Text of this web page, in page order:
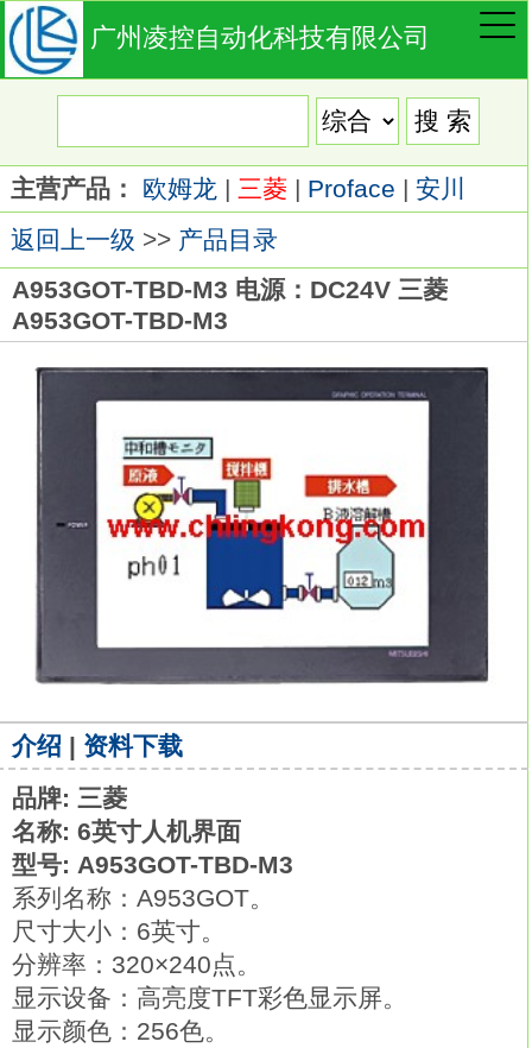
广州凌控自动化科技有限公司
主营产品： 欧姆龙 | 三菱 | Proface | 安川
返回上一级 >> 产品目录
A953GOT-TBD-M3 电源：DC24V 三菱
A953GOT-TBD-M3
介绍 | 资料下载
品牌: 三菱
名称: 6英寸人机界面
型号: A953GOT-TBD-M3
系列名称：A953GOT。
尺寸大小：6英寸。
分辨率：320×240点。
显示设备：高亮度TFT彩色显示屏。
显示颜色：256色。